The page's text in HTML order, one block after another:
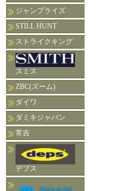
ジャンプライズ
STILL HUNT
ストライクキング
スミス
ZBC(ズーム)
ダイワ
ダミキジャパン
常吉
デプス